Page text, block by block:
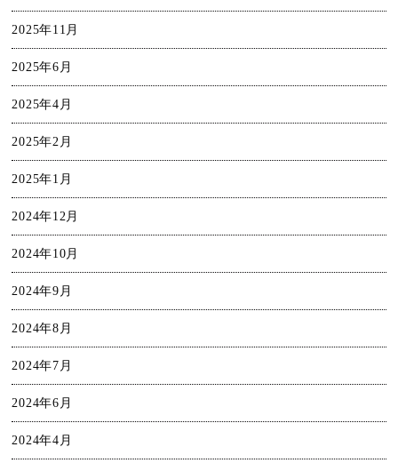
2025年11月
2025年6月
2025年4月
2025年2月
2025年1月
2024年12月
2024年10月
2024年9月
2024年8月
2024年7月
2024年6月
2024年4月